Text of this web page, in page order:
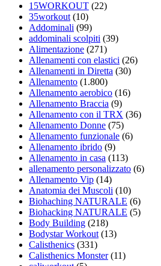
15WORKOUT (22)
35workout (10)
Addominali (99)
addominali scolpiti (39)
Alimentazione (271)
Allenamenti con elastici (26)
Allenamenti in Diretta (30)
Allenamento (1.800)
Allenamento aerobico (16)
Allenamento Braccia (9)
Allenamento con il TRX (36)
Allenamento Donne (75)
Allenamento funzionale (6)
Allenamento ibrido (9)
Allenamento in casa (113)
allenamento personalizzato (6)
Allenamento Vip (14)
Anatomia dei Muscoli (10)
Biohaching NATURALE (6)
Biohacking NATURALE (5)
Body Building (218)
Bodystar Workout (13)
Calisthenics (331)
Calisthenics Monster(11)